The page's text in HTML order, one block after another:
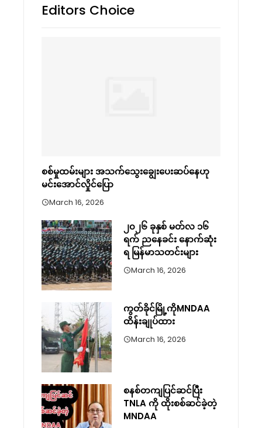
Editors Choice
စစ်မှုထမ်းများ အသက်သွေးချွေးပေးဆပ်နေဟု
မင်းအောင်လှိုင်ပြော
March 16, 2026
၂၀၂၆ ခုနှစ် မတ်လ ၁၆
ရက် ညနေခင်း နောက်ဆုံး
ရ မြန်မာသတင်းများ
March 16, 2026
ကွတ်ခိုင်မြို့ကိုMNDAA
ထိန်းချုပ်ထား
March 16, 2026
စနစ်တကျပြင်ဆင်ပြီး
TNLA ကို ထိုးစစ်ဆင်ခဲ့တဲ့
MNDAA